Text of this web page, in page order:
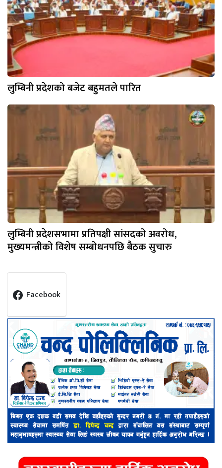
लुम्बिनी प्रदेशको बजेट बहुमतले पारित
लुम्बिनी प्रदेशसभामा प्रतिपक्षी सांसदको अवरोध,
मुख्यमन्त्रीको विशेष सम्बोधनपछि बैठक सुचारु
Facebook